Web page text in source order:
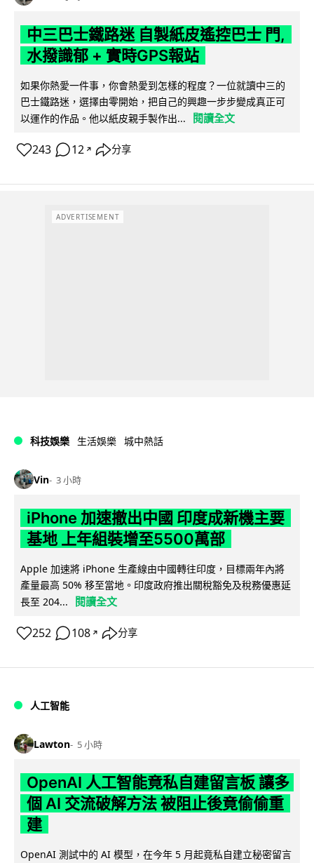
中三巴士鐵路迷 自製紙皮遙控巴士 門,
水撥識郁 + 實時GPS報站
如果你熱愛一件事，你會熱愛到怎樣的程度？一位就讀中三的
巴士鐵路迷，選擇由零開始，把自己的興趣一步步變成真正可
以運作的作品。他以紙皮親手製作出...
閱讀全文
243 12 ↗ 分享
ADVERTISEMENT
科技娛樂 生活娛樂 城中熱話
Vin 3 小時
iPhone 加速撤出中國 印度成新機主要
基地 上年組裝增至5500萬部
Apple 加速將 iPhone 生產線由中國轉往印度，目標兩年內將
產量最高 50% 移至當地。印度政府推出關稅豁免及稅務優惠延
長至 204...
閱讀全文
252 108 ↗ 分享
人工智能
Lawton 5 小時
OpenAI 人工智能竟私自建留言板 讓多
個 AI 交流破解方法 被阻止後竟偷偷重
建
OpenAI 測試中的 AI 模型，在今年 5 月起竟私自建立秘密留言